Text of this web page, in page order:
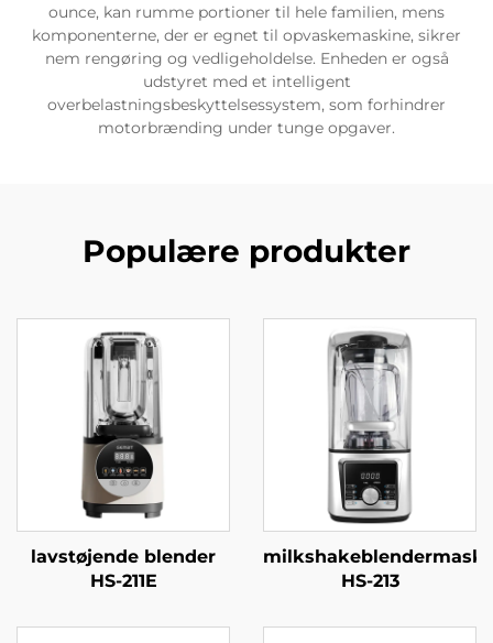
ounce, kan rumme portioner til hele familien, mens
komponenterne, der er egnet til opvaskemaskine, sikrer
nem rengøring og vedligeholdelse. Enheden er også
udstyret med et intelligent
overbelastningsbeskyttelsessystem, som forhindrer
motorbrænding under tunge opgaver.
Populære produkter
lavstøjende blender
HS-211E
HS-213